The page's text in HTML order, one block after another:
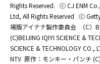
Rights Reserved. ⓒ CJ ENM
Ltd, All Rights Reserved ⓒ
場版アイナナ製作委員会
（C
(C)BEIJING IQIYI SCIENCE &
SCIENCE & TECHNOLOGY CO.,
NTV 原作：モンキー・パンチ